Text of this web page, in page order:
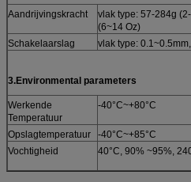
Aandrijvingskracht
vlak type: 57-284g
(6~14 Oz)
Schakelaarslag
vlak type:
3.Environmental parameters
Werkende
Temperatuur
-40°C~+80°C
Opslagtemperatuur
-40°C~+85°C
Vochtigheid
40°C, 90% ~95%,